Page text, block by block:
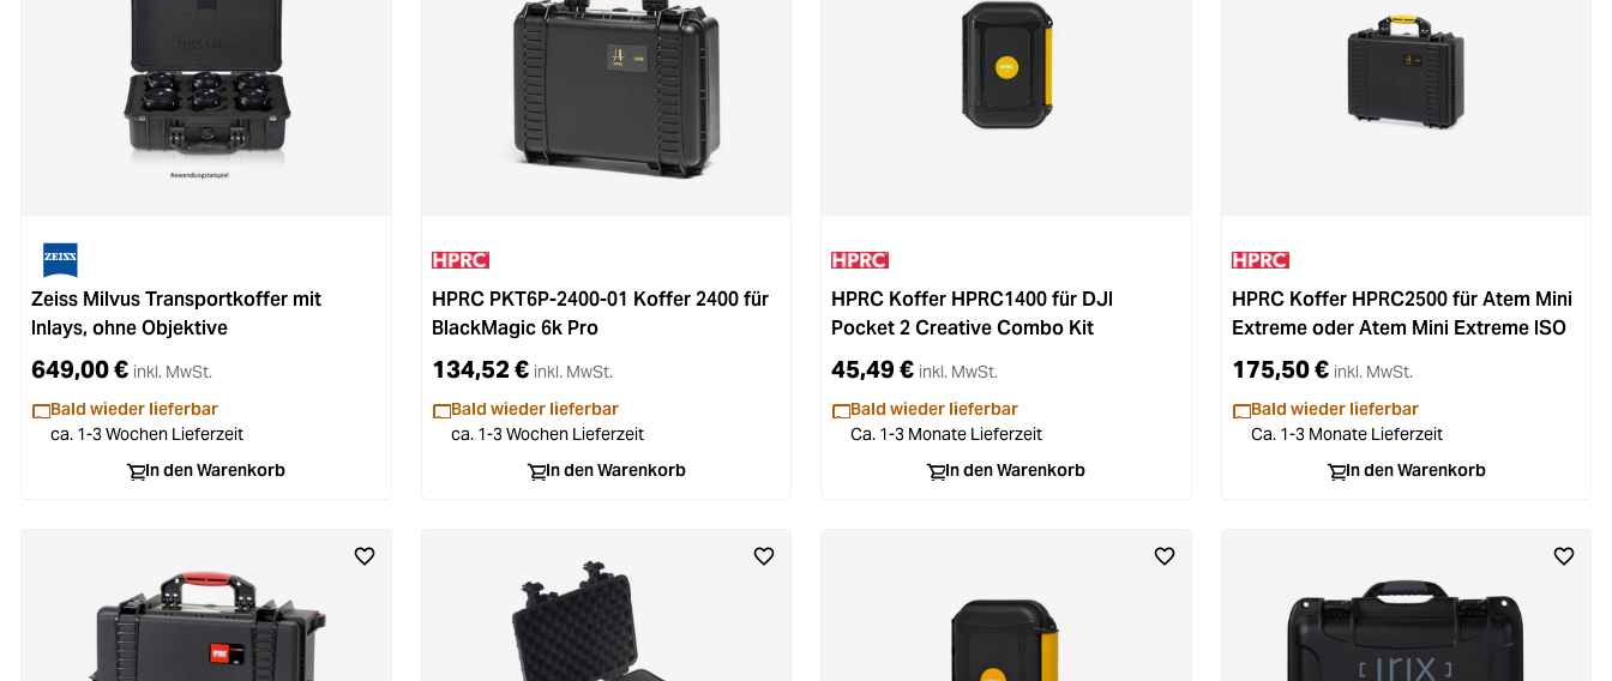
Zeiss Milvus Transportkoffer mit
Inlays, ohne Objektive
649,00 € inkl. MwSt.
Bald wieder lieferbar
ca. 1-3 Wochen Lieferzeit
In den Warenkorb
HPRC PKT6P-2400-01 Koffer 2400 für
BlackMagic 6k Pro
134,52 € inkl. MwSt.
Bald wieder lieferbar
ca. 1-3 Wochen Lieferzeit
In den Warenkorb
HPRC Koffer HPRC1400 für DJI
Pocket 2 Creative Combo Kit
45,49 € inkl. MwSt.
Bald wieder lieferbar
Ca. 1-3 Monate Lieferzeit
In den Warenkorb
HPRC Koffer HPRC2500 für Atem Mini
Extreme oder Atem Mini Extreme ISO
175,50 € inkl. MwSt.
Bald wieder lieferbar
Ca. 1-3 Monate Lieferzeit
In den Warenkorb